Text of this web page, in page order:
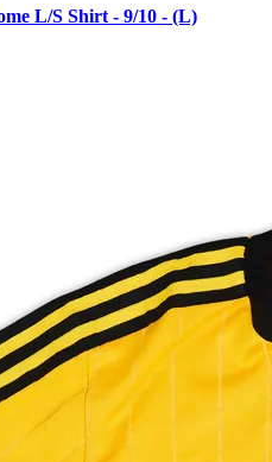
L/S Shirt - 9/10 - (L)